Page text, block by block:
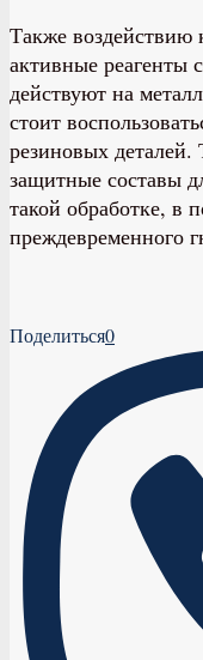
Также воздействию
активные реагенты
действуют на
стоит
резиновых
защитные составы
такой обработке, в
преждевременного
Поделиться0